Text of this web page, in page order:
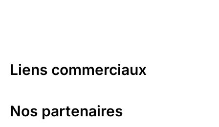
Liens commerciaux
Nos partenaires